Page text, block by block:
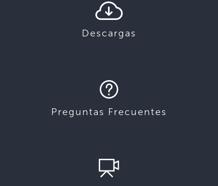
Descargas
Preguntas Frecuentes